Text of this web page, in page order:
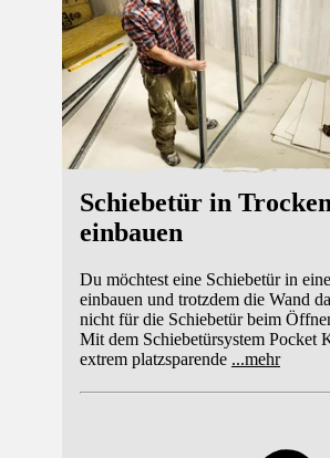
Schiebetür in
einbauen
Du möchtest eine Schiebetür in
einbauen und trotzdem die Wand
nicht für die Schiebetür beim
Mit dem Schiebetürsystem Pocket
extrem platzsparende ...mehr